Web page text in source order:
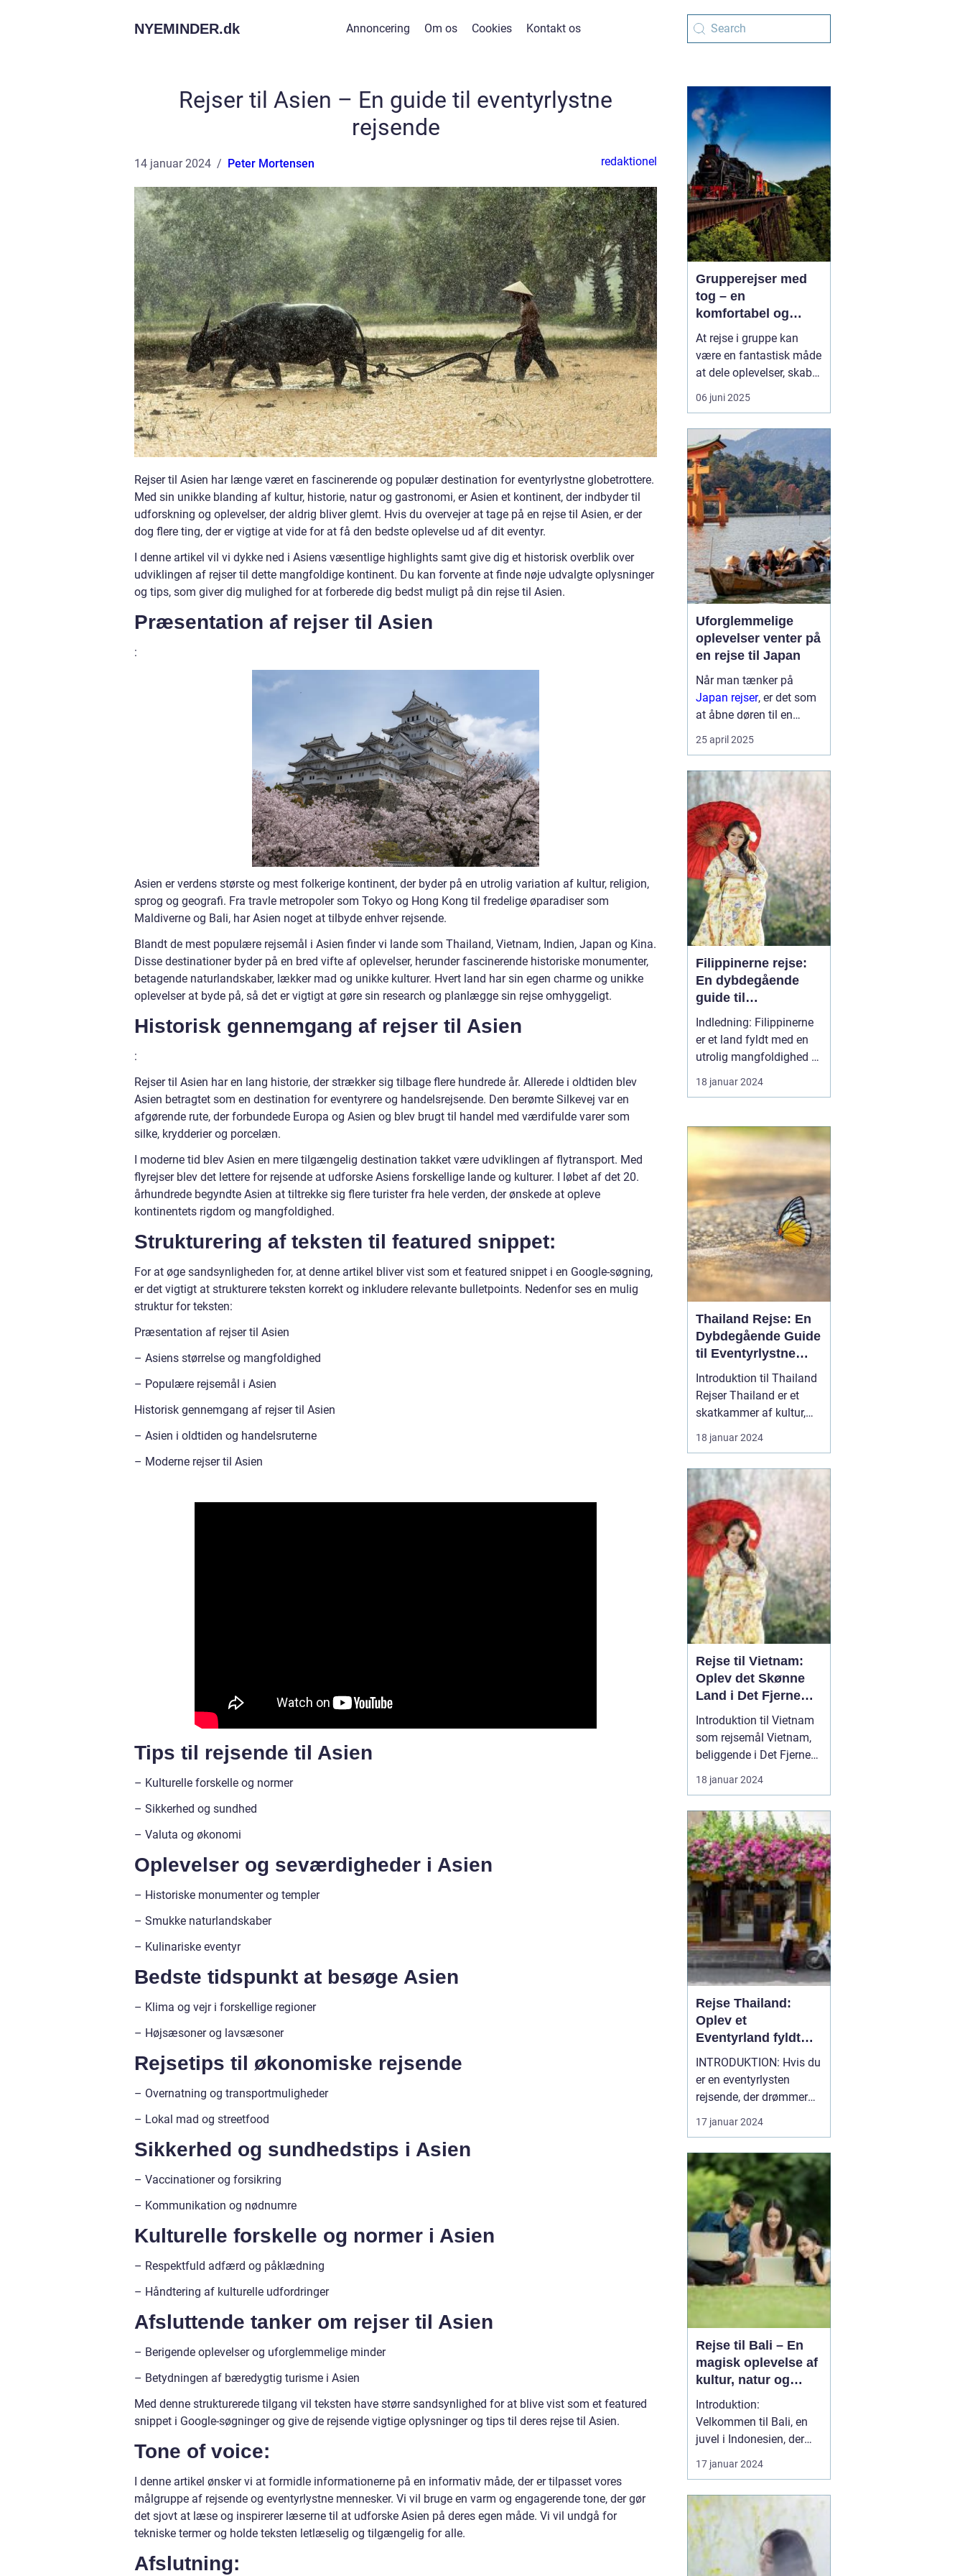
NYEMINDER.dk Annoncering Om os Cookies Kontakt os
Rejser til Asien – En guide til eventyrlystne
rejsende
14 januar 2024 Peter Mortensen redaktionel
Rejser til Asien har længe været en fascinerende og populær destination for eventyrlystne globetrottere.
Med sin unikke blanding af kultur, historie, natur og gastronomi, er Asien et kontinent, der indbyder til
udforskning og oplevelser, der aldrig bliver glemt. Hvis du overvejer at tage på en rejse til Asien, er der
dog flere ting, der er vigtige at vide for at få den bedste oplevelse ud af dit eventyr.
I denne artikel vil vi dykke ned i Asiens væsentlige highlights samt give dig et historisk overblik over
udviklingen af rejser til dette mangfoldige kontinent. Du kan forvente at finde nøje udvalgte oplysninger
og tips, som giver dig mulighed for at forberede dig bedst muligt på din rejse til Asien.
Præsentation af rejser til Asien
:
Asien er verdens største og mest folkerige kontinent, der byder på en utrolig variation af kultur, religion,
sprog og geografi. Fra travle metropoler som Tokyo og Hong Kong til fredelige øparadiser som
Maldiverne og Bali, har Asien noget at tilbyde enhver rejsende.
Blandt de mest populære rejsemål i Asien finder vi lande som Thailand, Vietnam, Indien, Japan og Kina.
Disse destinationer byder på en bred vifte af oplevelser, herunder fascinerende historiske monumenter,
betagende naturlandskaber, lækker mad og unikke kulturer. Hvert land har sin egen charme og unikke
oplevelser at byde på, så det er vigtigt at gøre sin research og planlægge sin rejse omhyggeligt.
Historisk gennemgang af rejser til Asien
:
Rejser til Asien har en lang historie, der strækker sig tilbage flere hundrede år. Allerede i oldtiden blev
Asien betragtet som en destination for eventyrere og handelsrejsende. Den berømte Silkevej var en
afgørende rute, der forbundede Europa og Asien og blev brugt til handel med værdifulde varer som
silke, krydderier og porcelæn.
I moderne tid blev Asien en mere tilgængelig destination takket være udviklingen af flytransport. Med
flyrejser blev det lettere for rejsende at udforske Asiens forskellige lande og kulturer. I løbet af det 20.
århundrede begyndte Asien at tiltrekke sig flere turister fra hele verden, der ønskede at opleve
kontinentets rigdom og mangfoldighed.
Strukturering af teksten til featured snippet:
For at øge sandsynligheden for, at denne artikel bliver vist som et featured snippet i en Google-søgning,
er det vigtigt at strukturere teksten korrekt og inkludere relevante bulletpoints. Nedenfor ses en mulig
struktur for teksten:
Præsentation af rejser til Asien
– Asiens størrelse og mangfoldighed
– Populære rejsemål i Asien
Historisk gennemgang af rejser til Asien
– Asien i oldtiden og handelsruterne
– Moderne rejser til Asien
Tips til rejsende til Asien
– Kulturelle forskelle og normer
– Sikkerhed og sundhed
– Valuta og økonomi
Oplevelser og seværdigheder i Asien
– Historiske monumenter og templer
– Smukke naturlandskaber
– Kulinariske eventyr
Bedste tidspunkt at besøge Asien
– Klima og vejr i forskellige regioner
– Højsæsoner og lavsæsoner
Rejsetips til økonomiske rejsende
– Overnatning og transportmuligheder
– Lokal mad og streetfood
Sikkerhed og sundhedstips i Asien
– Vaccinationer og forsikring
– Kommunikation og nødnumre
Kulturelle forskelle og normer i Asien
– Respektfuld adfærd og påklædning
– Håndtering af kulturelle udfordringer
Afsluttende tanker om rejser til Asien
– Berigende oplevelser og uforglemmelige minder
– Betydningen af bæredygtig turisme i Asien
Med denne strukturerede tilgang vil teksten have større sandsynlighed for at blive vist som et featured
snippet i Google-søgninger og give de rejsende vigtige oplysninger og tips til deres rejse til Asien.
Tone of voice:
I denne artikel ønsker vi at formidle informationerne på en informativ måde, der er tilpasset vores
målgruppe af rejsende og eventyrlystne mennesker. Vi vil bruge en varm og engagerende tone, der gør
det sjovt at læse og inspirerer læserne til at udforske Asien på deres egen måde. Vi vil undgå for
tekniske termer og holde teksten letlæselig og tilgængelig for alle.
Afslutning:
Grupperejser med
tog – en
komfortabel og
social måde at
opleve Europa på
At rejse i gruppe kan
være en fantastisk måde
at dele oplevelser, skabe
minder og styrke
relationer – hvad enten
venner, kolleger eller
foreninger. I stedet for at
vælge bus eller fly som
transportmiddel, v...
06 juni 2025
Uforglemmelige
oplevelser venter på
en rejse til Japan
Når man tænker på
Japan rejser, er det som
at åbne døren til en
verden af kontraster og
fortryllende oplevelser.
25 april 2025
Filippinerne rejse:
En dybdegående
guide til
eventyrlystne
rejsende
Indledning: Filippinerne
er et land fyldt med en
utrolig mangfoldighed af
naturskønhed og kulturel
rigdom. Fra de smukke
imponerende bjerge og
skovområder, er
Filippinerne et rejsemål,
der kan tilbyde noget for
enhver event...
18 januar 2024
Thailand Rejse: En
Dybdegående Guide
til Eventyrlystne
Rejsende
Introduktion til Thailand
Rejser Thailand er et
skatkammer af kultur,
smukke strande,
historiske monumenter
land i Sydøstasien har i
årtier tiltrukket rejsende
fra hele verden, og det er
ikke svært at forstå
hvorfor. En rej...
18 januar 2024
Rejse til Vietnam:
Oplev det Skønne
Land i Det Fjerne
Østen
Introduktion til Vietnam
som rejsemål Vietnam,
beliggende i Det Fjerne
Østen, er et land med en
rig kultur, smukke
fascinerende historie.
Det er blevet et populært
rejsemål for
eventyrlystne rejsende,
der ønsker at opleve en
unik bl...
18 januar 2024
Rejse Thailand:
Oplev et
Eventyrland fyldt
med Historie og
Skønhed
INTRODUKTION: Hvis du
er en eventyrlysten
rejsende, der drømmer
om at opleve smukke
strande, rig kultur,
en fascinerende historie,
så er en rejse til Thailand
et absolut must. Dette
sydøstasiatiske land, der
ligger mellem Indien...
17 januar 2024
Rejse til Bali – En
magisk oplevelse af
kultur, natur og
eventyr
Introduktion:
Velkommen til Bali, en
juvel i Indonesien, der
byder på en unik
rejseoplevelse fyldt med
spektakulær natur og
uforglemmelige eventyr.
Uanset om du er en
erfaren rejsende eller
17 januar 2024